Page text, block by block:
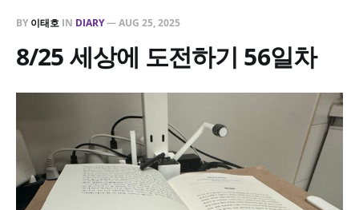
BY 이태호 IN DIARY—AUG 25, 2025
8/25 세상에 도전하기 56일차